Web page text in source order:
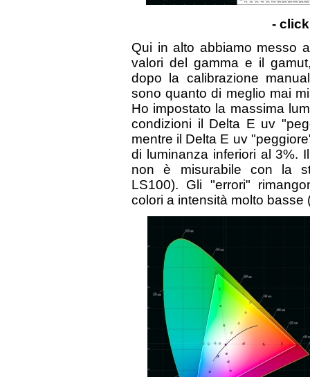
-
Qui in alto abbiamo messo
valori del gamma e il
dopo la calibrazione
sono quanto di meglio mai
Ho impostato la massima
condizioni il Delta E uv
mentre il Delta E uv
di luminanza inferiori al 3%.
non è misurabile con la
LS100). Gli "errori"
colori a intensità molto basse